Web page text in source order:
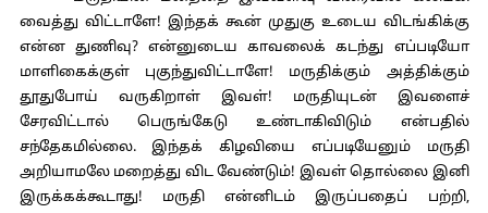
வைத்து விட்டாளே! இந்தக் கூன் முதுகு உடைய விடங்கிக்கு
என்ன துணிவு? என்னுடைய காவலைக் கடந்து எப்படியோ
மாளிகைக்குள் புகுந்துவிட்டாளே! மருதிக்கும் அத்திக்கும்
தூதுபோய் வருகிறாள் இவள்! மருதியுடன் இவளைச்
சேரவிட்டால் பெருங்கேடு உண்டாகிவிடும் என்பதில்
சந்தேகமில்லை. இந்தக் கிழவியை எப்படியேனும் மருதி
அறியாமலே மறைத்து விட வேண்டும்! இவள் தொல்லை இனி
இருக்கக்கூடாது! மருதி என்னிடம் இருப்பதைப் பற்றி,